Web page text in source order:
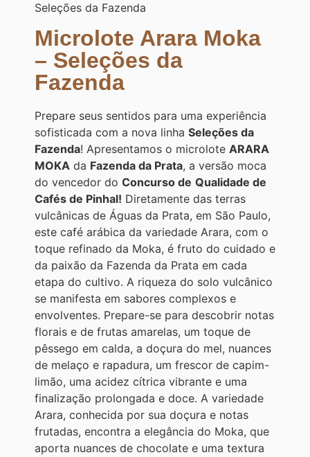
Seleções da Fazenda
Microlote Arara Moka
– Seleções da
Fazenda
Prepare seus sentidos para uma experiência
sofisticada com a nova linha Seleções da
Fazenda! Apresentamos o microlote ARARA
MOKA da Fazenda da Prata, a versão moca
do vencedor do Concurso de Qualidade de
Cafés de Pinhal! Diretamente das terras
vulcânicas de Águas da Prata, em São Paulo,
este café arábica da variedade Arara, com o
toque refinado da Moka, é fruto do cuidado e
da paixão da Fazenda da Prata em cada
etapa do cultivo. A riqueza do solo vulcânico
se manifesta em sabores complexos e
envolventes. Prepare-se para descobrir notas
florais e de frutas amarelas, um toque de
pêssego em calda, a doçura do mel, nuances
de melaço e rapadura, um frescor de capim-
limão, uma acidez cítrica vibrante e uma
finalização prolongada e doce. A variedade
Arara, conhecida por sua doçura e notas
frutadas, encontra a elegância do Moka, que
aporta nuances de chocolate e uma textura